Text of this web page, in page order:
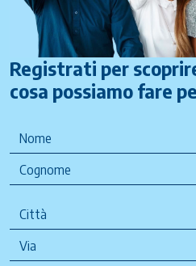
Registrati per
cosa possiamo fare